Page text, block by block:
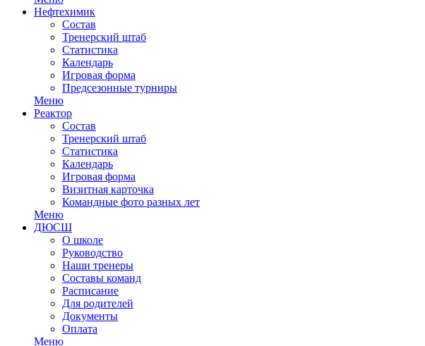
Нефтехимик
Состав
Тренерский штаб
Статистика
Календарь
Игровая форма
Предсезонные турниры
Меню
Реактор
Состав
Тренерский штаб
Статистика
Календарь
Игровая форма
Визитная карточка
Командные фото разных лет
Меню
ДЮСШ
О школе
Руководство
Наши тренеры
Составы команд
Расписание
Для родителей
Документы
Оплата
Меню